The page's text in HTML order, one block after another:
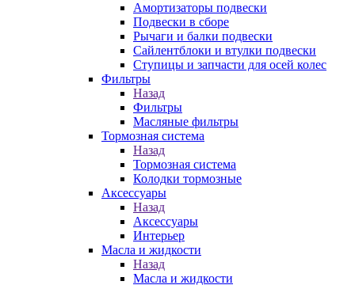
Амортизаторы подвески
Подвески в сборе
Рычаги и балки подвески
Сайлентблоки и втулки подвески
Ступицы и запчасти для осей колес
Фильтры
Назад
Фильтры
Масляные фильтры
Тормозная система
Назад
Тормозная система
Колодки тормозные
Аксессуары
Назад
Аксессуары
Интерьер
Масла и жидкости
Назад
Масла и жидкости